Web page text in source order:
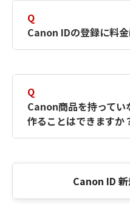
択したサービスか
簡単に作成できる
Canon IDの登録フ
Q
Canon IDの登録に料
Q
Canon商品を持って
作ることはできますか
Canon ID